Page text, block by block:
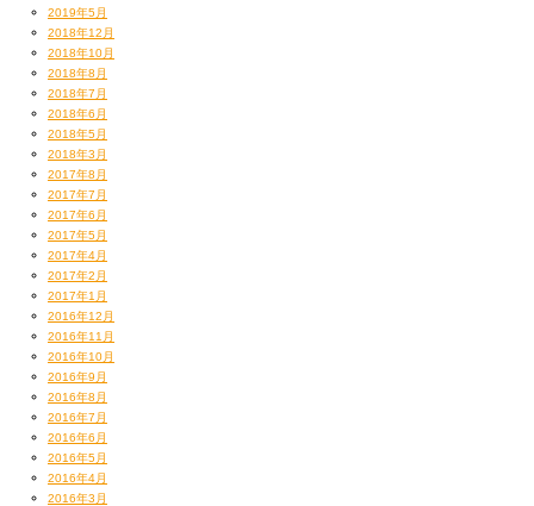
2019年5月
2018年12月
2018年10月
2018年8月
2018年7月
2018年6月
2018年5月
2018年3月
2017年8月
2017年7月
2017年6月
2017年5月
2017年4月
2017年2月
2017年1月
2016年12月
2016年11月
2016年10月
2016年9月
2016年8月
2016年7月
2016年6月
2016年5月
2016年4月
2016年3月